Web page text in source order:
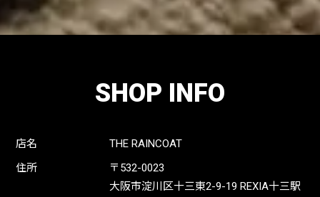
SHOP INFO
店名
THE RAINCOAT
住所
〒532-0023
大阪市淀川区十三東2-9-19 REXIA十三駅